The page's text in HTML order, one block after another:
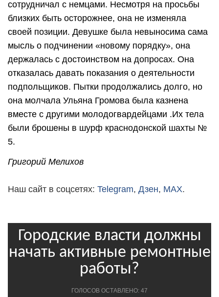
сотрудничал с немцами. Несмотря на просьбы
близких быть осторожнее, она не изменяла
своей позиции. Девушке была невыносима сама
мысль о подчинении «новому порядку», она
держалась с достоинством на допросах. Она
отказалась давать показания о деятельности
подпольщиков. Пытки продолжались долго, но
она молчала Ульяна Громова была казнена
вместе с другими молодогвардейцами .Их тела
были брошены в шурф краснодонской шахты №
5.
Григорий Мелихов
Наш сайт в соцсетях: Telegram, Дзен, MAX.